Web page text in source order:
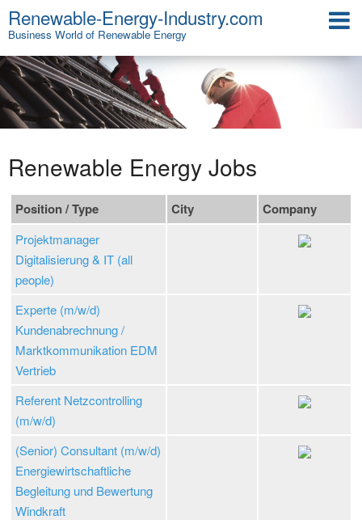
Renewable-Energy-Industry.com
Business World of Renewable Energy
Renewable Energy Jobs
Position / Type City Company
Projektmanager
Digitalisierung & IT (all
people)
Experte (m/w/d)
Kundenabrechnung /
Marktkommunikation EDM
Vertrieb
Referent Netzcontrolling
(m/w/d)
(Senior) Consultant (m/w/d)
Energiewirtschaftliche
Begleitung und Bewertung
Windkraft